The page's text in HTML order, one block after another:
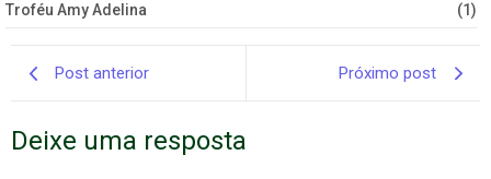
Troféu Amy Adelina (1)
Post anterior Próximo post
Deixe uma resposta